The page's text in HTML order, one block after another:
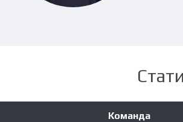
Команда